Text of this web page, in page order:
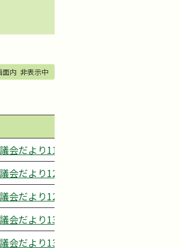
面内 非表示中
会だより11ページ(PDFファイル:1.1MB)
会だより12ページ(PDFファイル:1.3MB)
会だより12ページ(PDFファイル:1.3MB)
会だより13ページ(PDFファイル:962.8KB)
会だより13ページ(PDFファイル:962.8KB)